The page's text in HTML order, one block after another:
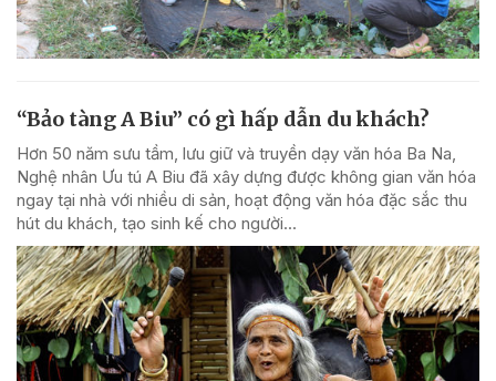
“Bảo tàng A Biu” có gì hấp dẫn du khách?
Hơn 50 năm sưu tầm, lưu giữ và truyền dạy văn hóa Ba Na,
Nghệ nhân Ưu tú A Biu đã xây dựng được không gian văn hóa
ngay tại nhà với nhiều di sản, hoạt động văn hóa đặc sắc thu
hút du khách, tạo sinh kế cho người...